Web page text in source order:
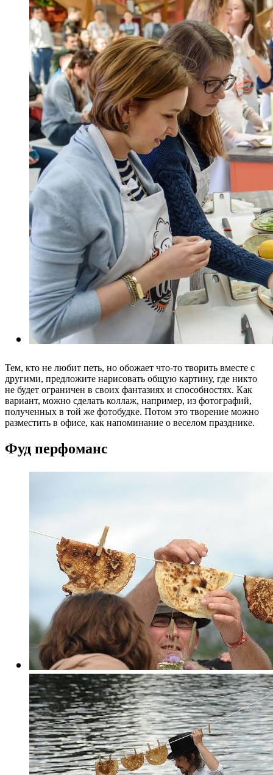
Тем, кто не любит петь, но обожает что-то творить вместе с
другими, предложите нарисовать общую картину, где никто
не будет ограничен в своих фантазиях и способностях. Как
вариант, можно сделать коллаж, например, из фотографий,
полученных в той же фотобудке. Потом это творение можно
разместить в офисе, как напоминание о веселом празднике.
Фуд перфоманс